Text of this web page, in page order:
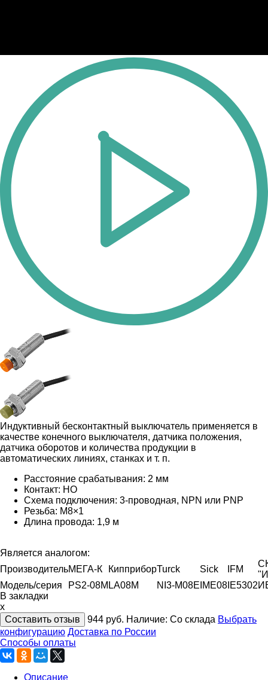
Индуктивный бесконтактный выключатель применяется в
качестве конечного выключателя, датчика положения,
датчика оборотов и количества продукции в
автоматических линиях, станках и т. п.
Расстояние срабатывания: 2 мм
Контакт: HО
Схема подключения: 3-проводная, NPN или PNP
Резьба: М8×1
Длина провода: 1,9 м
Является аналогом:
ПроизводительМЕГА-К КипприборTurck Sick IFM
Модель/серия
PS2-08M LA08M NI3-M08E IME08 IE5302
В закладки
x
Составить отзыв
944 руб. Наличие: Со склада Выбрать
конфигурацию Доставка по России
Способы оплаты
Описание